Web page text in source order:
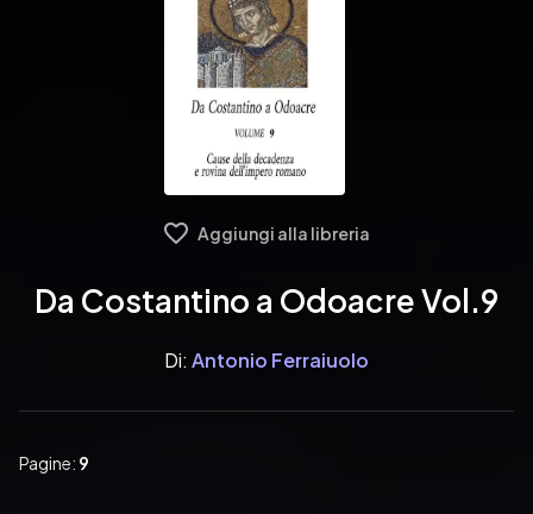
Aggiungi alla libreria
Da Costantino a Odoacre Vol.9
Di: Antonio Ferraiuolo
Pagine: 9